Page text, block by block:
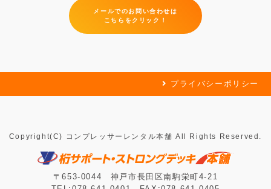
メールでのお問い合わせは
こちらをクリック！
プライバシーポリシー
Copyright(C) コンプレッサーレンタル本舗 All Rights Reserved.
〒653-0044 神戸市長田区南駒栄町4-21